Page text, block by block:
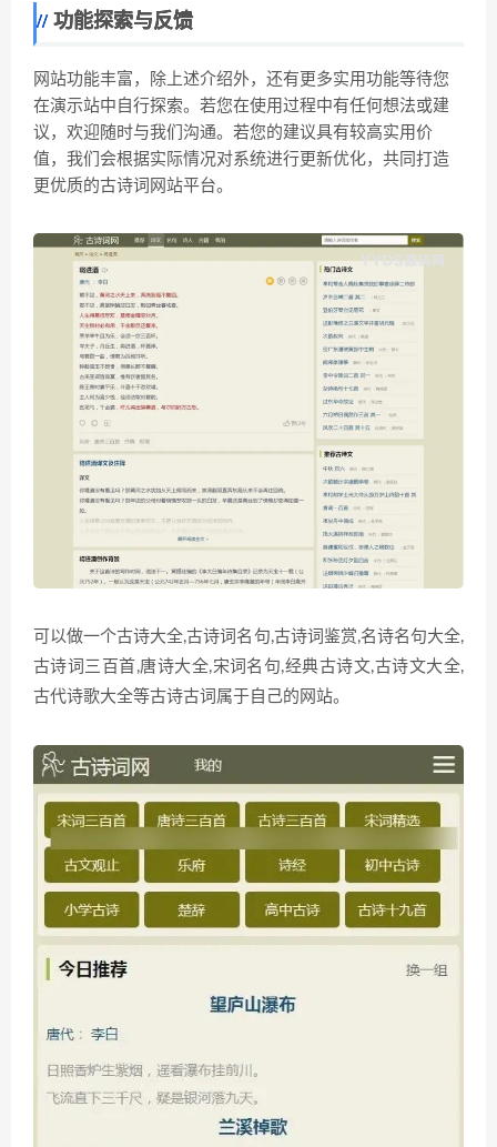
功能探索与反馈
网站功能丰富，除上述介绍外，还有更多实用功能等待您
在演示站中自行探索。若您在使用过程中有任何想法或建
议，欢迎随时与我们沟通。若您的建议具有较高实用价
值，我们会根据实际情况对系统进行更新优化，共同打造
更优质的古诗词网站平台。
可以做一个古诗大全,古诗词名句,古诗词鉴赏,名诗名句大全,
古诗词三百首,唐诗大全,宋词名句,经典古诗文,古诗文大全,
古代诗歌大全等古诗古词属于自己的网站。